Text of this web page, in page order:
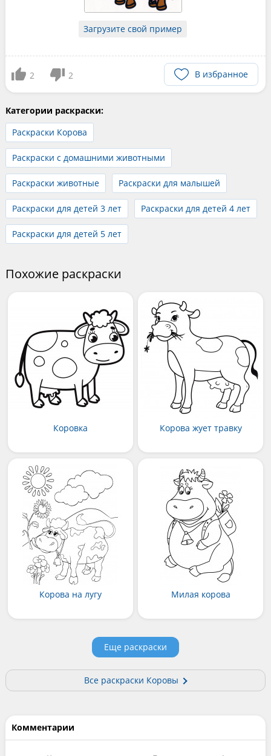
Загрузите свой пример
2 2 В избранное
Категории раскраски:
Раскраски Корова
Раскраски с домашними животными
Раскраски животные Раскраски для малышей
Раскраски для детей 3 лет Раскраски для детей 4 лет
Раскраски для детей 5 лет
Похожие раскраски
Коровка Корова жует травку
Корова на лугу Милая корова
Еще раскраски
Все раскраски Коровы
Комментарии